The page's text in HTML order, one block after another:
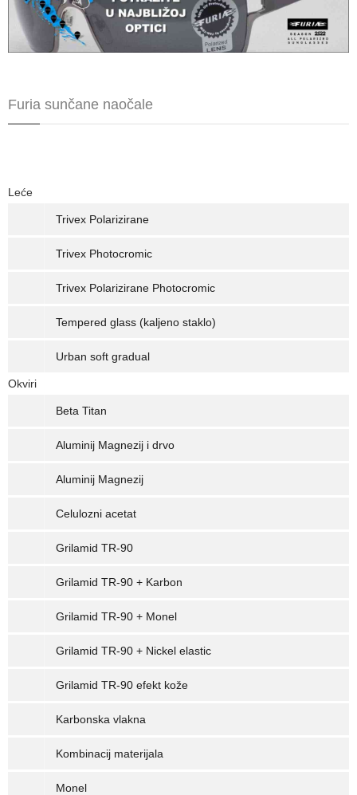
Furia sunčane naočale
Leće
Trivex Polarizirane
Trivex Photocromic
Trivex Polarizirane Photocromic
Tempered glass (kaljeno staklo)
Urban soft gradual
Okviri
Beta Titan
Aluminij Magnezij i drvo
Aluminij Magnezij
Celulozni acetat
Grilamid TR-90
Grilamid TR-90 + Karbon
Grilamid TR-90 + Monel
Grilamid TR-90 + Nickel elastic
Grilamid TR-90 efekt kože
Karbonska vlakna
Kombinacij materijala
Monel